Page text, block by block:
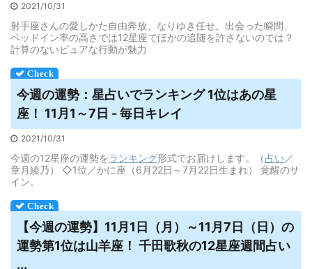
2021/10/31
射手座さんの愛しかた自由奔放、なりゆき任せ。出会った瞬間、
ベッドイン率の高さでは12星座でほかの追随を許さないのでは？
計算のないピュアな行動が魅力
今週の運勢：星占いでランキング 1位はあの星
座！ 11月1～7日 - 毎日キレイ
2021/10/31
今週の12星座の運勢をランキング形式でお届けします。（占い ／
章月綾乃） ◇1位／かに座（6月22日～7月22日生まれ） 覚醒のサ
イン。
【今週の運勢】11月1日（月）～11月7日（日）の
運勢第1位は山羊座！ 千田歌秋の12星座週間占い
...